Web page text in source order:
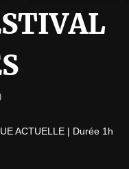
ACTUELLE | Durée 1h